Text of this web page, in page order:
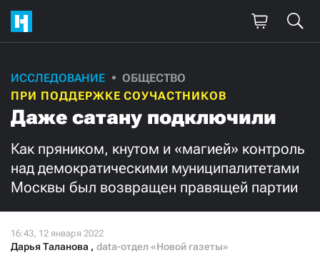
ИССЛЕДОВАНИЕ
ОБЩЕСТВО
ПРИ ПОДДЕРЖКЕ СОУЧАСТНИКОВ
Даже сатану подключили
Как пряником, кнутом и «магией» контроль
над демократическими муниципалитетами
Москвы был возвращен правящей партии
Дарья Таланова , data-отдел «Новой газеты»
Поддержите
нашу работу!
3000 1000